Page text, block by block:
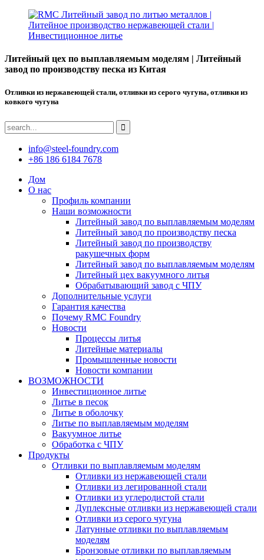
Литейный цех по выплавляемым моделям | Литейный
завод по производству песка из Китая
Отливки из нержавеющей стали, отливки из серого чугуна, отливки из
ковкого чугуна
info@steel-foundry.com
+86 186 6184 7678
Дом
О нас
Профиль компании
Наши возможности
Литейный завод по выплавляемым моделям
Литейный завод по производству песка
Литейный завод по производству
ракушечных форм
Литейный завод по выплавляемым моделям
Литейный цех вакуумного литья
Обрабатывающий завод с ЧПУ
Дополнительные услуги
Гарантия качества
Почему RMC Foundry
Новости
Процессы литья
Литейные материалы
Промышленные новости
Новости компании
ВОЗМОЖНОСТИ
Инвестиционное литье
Литье в песок
Литье в оболочку
Литье по выплавляемым моделям
Вакуумное литье
Обработка с ЧПУ
Продукты
Отливки по выплавляемым моделям
Отливки из нержавеющей стали
Отливки из легированной стали
Отливки из углеродистой стали
Дуплексные отливки из нержавеющей стали
Отливки из серого чугуна
Латунные отливки по выплавляемым
моделям
Бронзовые отливки по выплавляемым